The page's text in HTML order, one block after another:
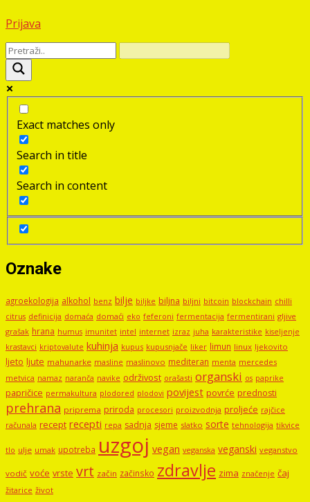
Prijava
Exact matches only
Search in title
Search in content
Oznake
agroekologija alkohol benz bilje biljke biljna biljni bitcoin blockchain chilli
citrus definicija domaća domaći eko feferoni fermentacija fermentirani gljive
grašak hrana humus imunitet intel internet izraz juha karakteristike kiseljenje
krastavci kriptovalute kuhinja kupus kupusnjače liker limun linux ljekovito
ljeto ljute mahunarke masline maslinovo mediteran menta mercedes
metvica namaz naranča navike održivost orašasti organski os paprike
papričice permakultura plodored plodovi povijest povrće prednosti
prehrana priprema priroda procesori proizvodnja proljeće rajčice
računala recept recepti repa sadnja sjeme slatko sorte tehnologija tikvice
tlo ulje umak upotreba uzgoj vegan veganska veganski veganstvo
vodič voće vrste vrt začin začinsko zdravlje zima značenje čaj
žitarice život